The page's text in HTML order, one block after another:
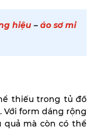
hiệu – áo sơ mi
thiếu trong tủ đồ
form dáng rộng
mà còn có thể